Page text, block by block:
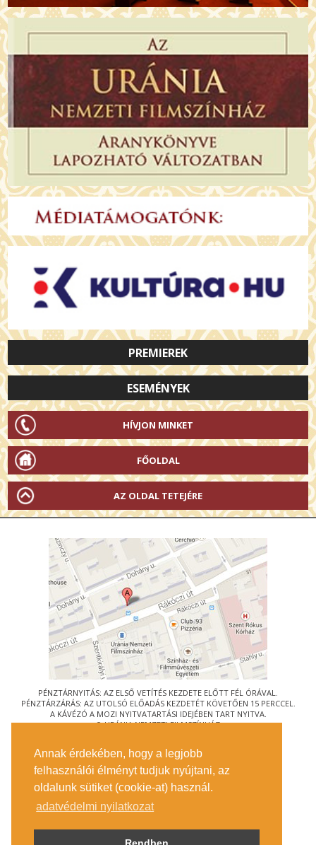
Annak érdekében, hogy a legjobb
felhasználói élményt tudjuk nyújtani, az
oldalunk sütiket (cookie-at) használ.
adatvédelmi nyilatkozat
PREMIEREK
ESEMÉNYEK
HÍVJON MINKET
FŐOLDAL
AZ OLDAL TETEJÉRE
PÉNZTÁRNYITÁS: AZ ELSŐ VETÍTÉS KEZDETE ELŐTT FÉL ÓRÁVAL.
PÉNZTÁRZÁRÁS: AZ UTOLSÓ ELŐADÁS KEZDETÉT KÖVETŐEN 15 PERCCEL.
A KÁVÉZÓ A MOZI NYITVATARTÁSI IDEJÉBEN TART NYITVA.
© URÁNIA NEMZETI FILMSZÍNHÁZ
1088 BUDAPEST, RÁKÓCZI ÚT 21.
MEGKÖZELÍTÉS
JEGYINFORMÁCIÓ
ÍRJON NEKÜNK!
KÖZÉRDEKŰ ADATOK